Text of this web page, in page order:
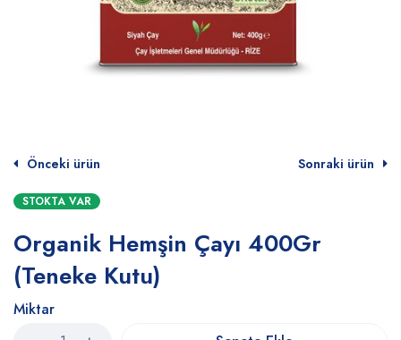
Önceki ürün Sonraki ürün
STOKTA VAR
Organik Hemşin Çayı 400Gr
(Teneke Kutu)
Miktar